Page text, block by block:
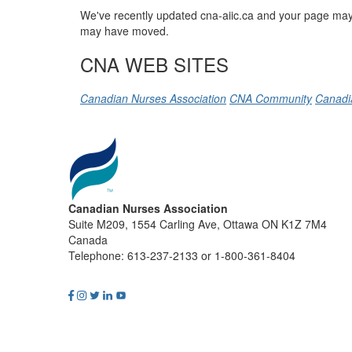
We've recently updated cna-aiic.ca and your page
may have moved.
CNA WEB SITES
Canadian Nurses Association CNA Community
Canadian Nurses Association
Suite M209, 1554 Carling Ave, Ottawa ON K1Z 7M4
Canada
Telephone: 613-237-2133 or 1-800-361-8404